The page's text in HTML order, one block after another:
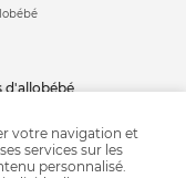
d'allobébé
votre navigation et
services sur les
personnalisé.